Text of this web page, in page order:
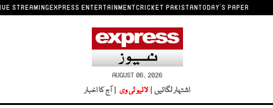
STREAMINGEXPRESS ENTERTAINMENTCRICKET PAKISTANTODAY'S PAPER
AUGUST 06, 2026
اشتہار لگائیں | لائیو ٹی وی | آج کا اخبار